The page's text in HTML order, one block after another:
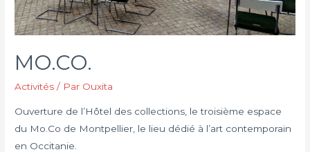
MO.CO.
Activités / Par Ouxita
Ouverture de l’Hôtel des collections, le troisième espace
du Mo.Co de Montpellier, le lieu dédié à l’art contemporain
en Occitanie.